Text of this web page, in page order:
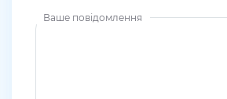
Ваше повідомлення